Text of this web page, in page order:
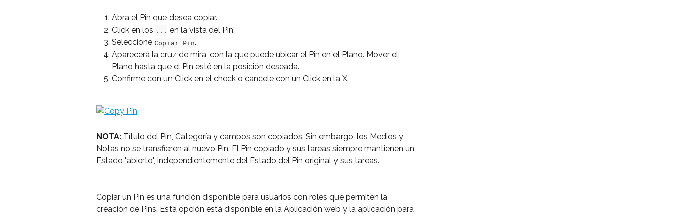
Abra el Pin que desea copiar.
Click en los ... en la vista del Pin.
Seleccione Copiar Pin.
Aparecerá la cruz de mira, con la que puede ubicar el Pin en el Plano. Mover el
Plano hasta que el Pin esté en la posición deseada.
Confirme con un Click en el check o cancele con un Click en la X.
NOTA: Título del Pin, Categoría y campos son copiados. Sin embargo, los Medios y
Notas no se transfieren al nuevo Pin. El Pin copiado y sus tareas siempre mantienen un
Estado "abierto", independientemente del Estado del Pin original y sus tareas.
Copiar un Pin es una función disponible para usuarios con roles que permiten la
creación de Pins. Esta opción está disponible en la Aplicación web y la aplicación para